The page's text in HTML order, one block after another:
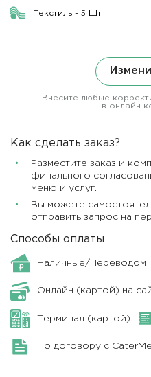
Текстиль - 5 Шт
Внесите любые
в онлайн
Как сделать заказ?
Разместите заказ и
финального
меню и услуг.
Вы можете
отправить запрос на
Способы оплаты
Наличные/Переводом
Онлайн (картой) на
Терминал (картой)
По договору с CaterMe